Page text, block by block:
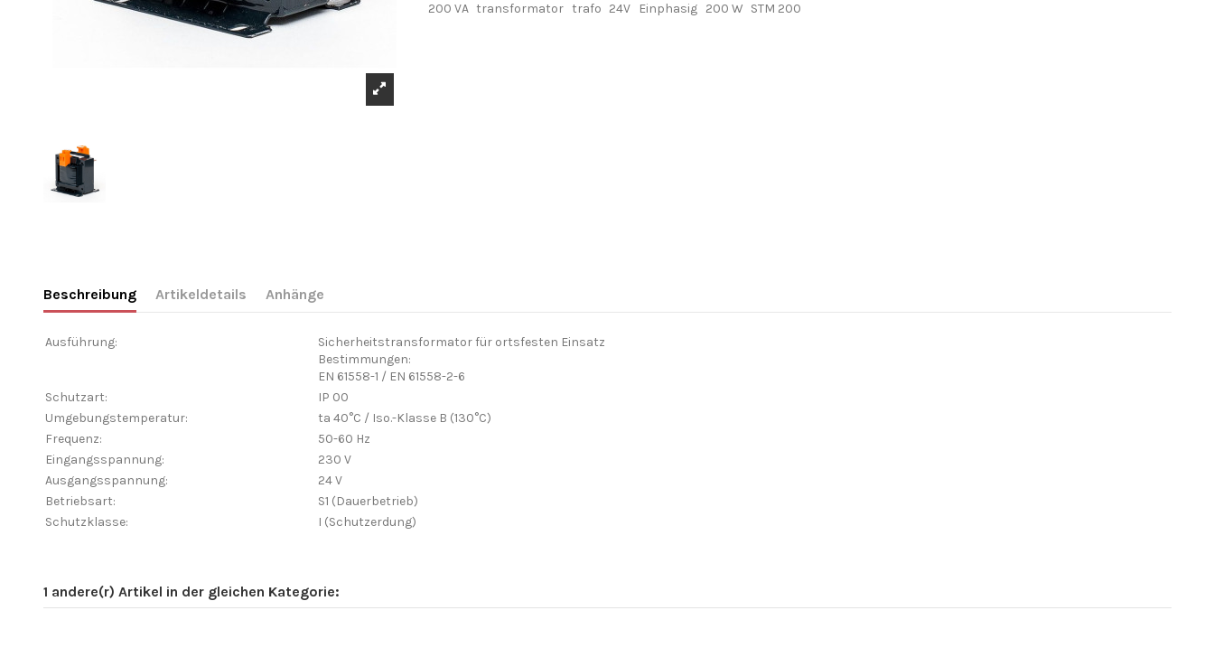
200 VA transformator trafo 24V Einphasig 200 W STM 200
Beschreibung Artikeldetails Anhänge
Ausführung:
Sicherheitstransformator für ortsfesten Einsatz
Bestimmungen:
EN 61558-1 / EN 61558-2-6
Schutzart:
IP 00
Umgebungstemperatur:
ta 40°C / Iso.-Klasse B (130°C)
Frequenz:
50-60 Hz
Eingangsspannung:
230 V
Ausgangsspannung:
24 V
Betriebsart:
S1 (Dauerbetrieb)
Schutzklasse:
I (Schutzerdung)
1 andere(r) Artikel in der gleichen Kategorie: